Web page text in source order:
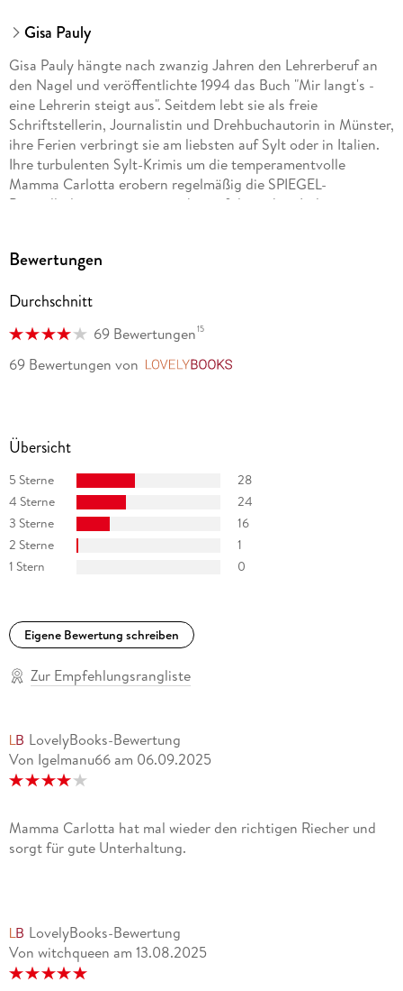
Gisa Pauly
Gisa Pauly hängte nach zwanzig Jahren den Lehrerberuf an
den Nagel und veröffentlichte 1994 das Buch "Mir langt's -
eine Lehrerin steigt aus". Seitdem lebt sie als freie
Schriftstellerin, Journalistin und Drehbuchautorin in Münster,
ihre Ferien verbringt sie am liebsten auf Sylt oder in Italien.
Ihre turbulenten Sylt-Krimis um die temperamentvolle
Mamma Carlotta erobern regelmäßig die SPIEGEL-
Bestsellerliste, genauso wie ihre erfolgreichen Italien-
Kamera des SWR für das Drehbuch "Déjàvu".
Bewertungen
Durchschnitt
69 Bewertungen15
69 Bewertungen von
Übersicht
5 Sterne
28
4 Sterne
24
3 Sterne
16
2 Sterne
1
1 Stern
0
Eigene Bewertung schreiben
Zur Empfehlungsrangliste
LovelyBooks-Bewertung
Von Igelmanu66 am 06.09.2025
Mamma Carlotta hat mal wieder den richtigen Riecher und
sorgt für gute Unterhaltung.
LovelyBooks-Bewertung
Von witchqueen am 13.08.2025